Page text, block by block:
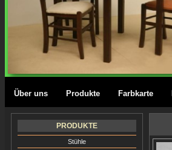
Über uns Produkte Farbkarte
PRODUKTE
Stühle